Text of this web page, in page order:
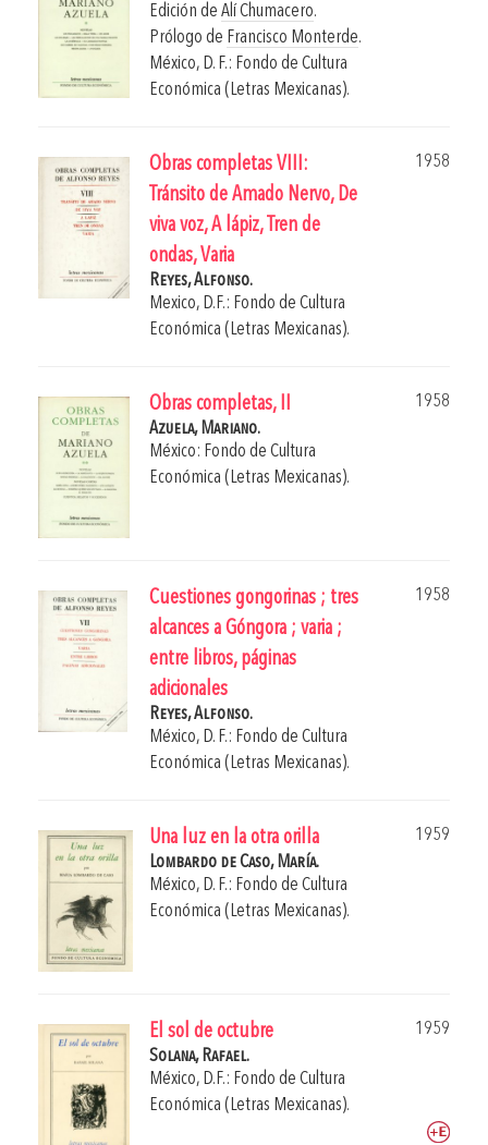
Edición de Alí Chumacero.
Prólogo de Francisco Monterde.
México, D. F.: Fondo de Cultura
Económica (Letras Mexicanas).
Obras completas VIII:
Tránsito de Amado Nervo, De
viva voz, A lápiz, Tren de
ondas, Varia
1958
Reyes, Alfonso.
Mexico, D.F.: Fondo de Cultura
Económica (Letras Mexicanas).
Obras completas, II
1958
Azuela, Mariano.
México: Fondo de Cultura
Económica (Letras Mexicanas).
Cuestiones gongorinas ; tres
alcances a Góngora ; varia ;
entre libros, páginas
adicionales
1958
Reyes, Alfonso.
México, D. F.: Fondo de Cultura
Económica (Letras Mexicanas).
Una luz en la otra orilla
1959
Lombardo de Caso, María.
México, D. F.: Fondo de Cultura
Económica (Letras Mexicanas).
El sol de octubre
1959
Solana, Rafael.
México, D.F.: Fondo de Cultura
Económica (Letras Mexicanas).